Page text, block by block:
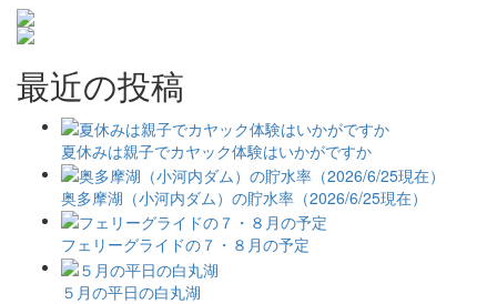
最近の投稿
夏休みは親子でカヤック体験はいかがですか
奥多摩湖（小河内ダム）の貯水率（2026/6/25現在）
フェリーグライドの７・８月の予定
５月の平日の白丸湖